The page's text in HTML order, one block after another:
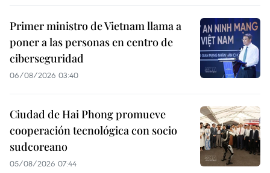
Primer ministro de Vietnam llama a
poner a las personas en centro de
ciberseguridad
06/08/2026 03:40
Ciudad de Hai Phong promueve
cooperación tecnológica con socio
sudcoreano
05/08/2026 07:44